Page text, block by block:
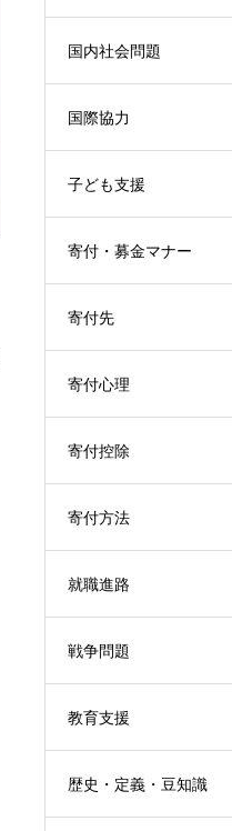
国内社会問題
国際協力
子ども支援
寄付・募金マナー
寄付先
寄付心理
寄付控除
寄付方法
就職進路
戦争問題
教育支援
歴史・定義・豆知識